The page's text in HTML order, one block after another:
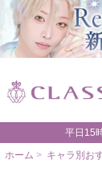
平日15
ホーム > キャラ別お